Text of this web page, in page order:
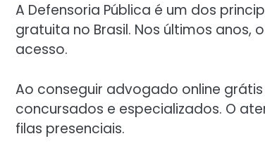
A Defensoria Pública é um dos
gratuita no Brasil. Nos últimos
acesso.
Ao conseguir advogado online
concursados e especializados. O
filas presenciais.